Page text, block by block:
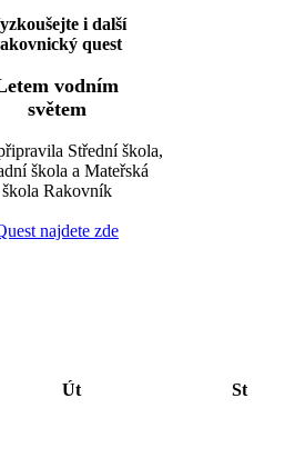
i další
quest
vodním
světem
Střední škola,
škola a Mateřská
škola Rakovník
najdete zde
Út St